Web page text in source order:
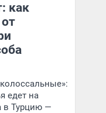
как
едет на
в Турцию —